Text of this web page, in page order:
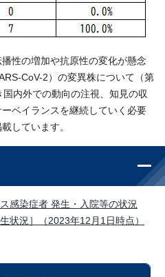
性の増加や抗原性の変化が懸念
CoV-2）の変異株について（第
内外での動向の注視、知見の収
ベイランスを継続していく必要
しています。
感染症者 発生・入院等の状況
状況］（2023年12月1日時点）